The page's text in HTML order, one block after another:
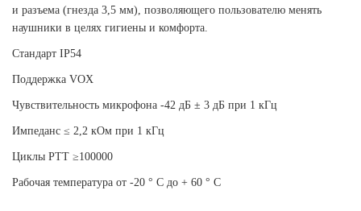
и разъема (гнезда 3,5 мм), позволяющего пользователю менять
наушники в целях гигиены и комфорта.
Стандарт IP54
Поддержка VOX
Чувствительность микрофона -42 дБ ± 3 дБ при 1 кГц
Импеданс ≤ 2,2 кОм при 1 кГц
Циклы PTT ≥100000
Рабочая температура от -20 ° C до + 60 ° C